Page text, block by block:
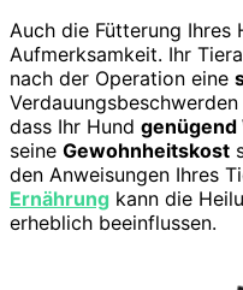
Auch die Fütterung
Aufmerksamkeit. Ihr
nach der Operation eine
dass Ihr Hund
seine Gewohnheitskost
den Anweisungen Ihres
Ernährung kann die
erheblich beeinflussen.